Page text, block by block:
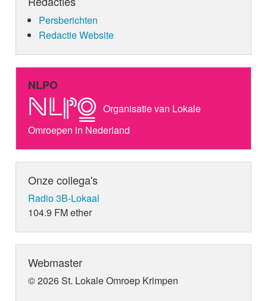
Persberichten
Redactie Website
NLPO
Organisatie van Lokale
Omroepen in Nederland
Onze collega's
Radio 3B-Lokaal
104.9 FM ether
Webmaster
© 2026 St. Lokale Omroep Krimpen